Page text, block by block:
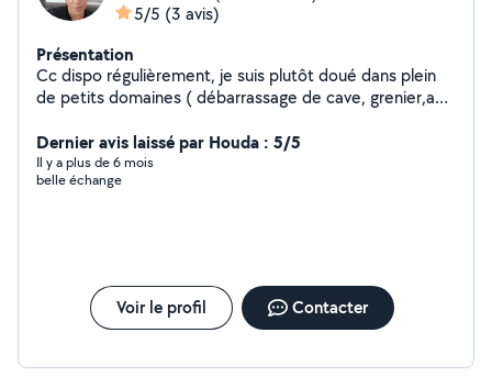
5/5 (3 avis)
Présentation
Cc dispo régulièrement, je suis plutôt doué dans plein
de petits domaines ( débarrassage de cave, grenier,abri
passer....) , Dame de compagnie,gros menage a fond (
avant ou après déménagement, sinistres, peindre,
detapisser, transport médecin, chercher un petit
Dernier avis laissé par Houda : 5/5
Il y a plus de 6 mois
belle échange
Voir le profil Contacter